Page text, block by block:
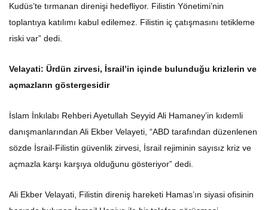
Kudüs’te tırmanan direnişi hedefliyor. Filistin Yönetimi’nin
toplantıya katılımı kabul edilemez. Filistin iç çatışmasını tetikleme
riski var” dedi.
Velayati: Ürdün zirvesi, İsrail’in içinde bulunduğu krizlerin ve
açmazların göstergesidir
İslam İnkılabı Rehberi Ayetullah Seyyid Ali Hamaney’in kıdemli
danışmanlarından Ali Ekber Velayeti, “ABD tarafından düzenlenen
sözde İsrail-Filistin güvenlik zirvesi, İsrail rejiminin sayısız kriz ve
açmazla karşı karşıya olduğunu gösteriyor” dedi.
Ali Ekber Velayati, Filistin direniş hareketi Hamas’ın siyasi ofisinin